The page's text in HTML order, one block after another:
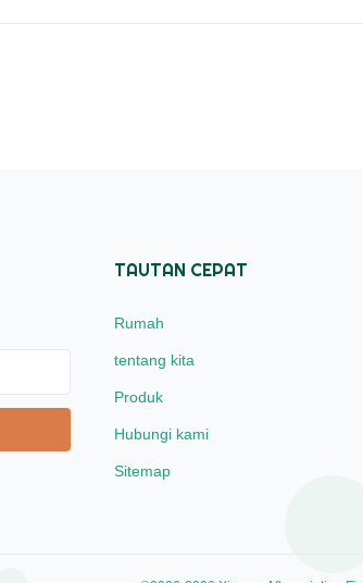
TAUTAN CEPAT
Rumah
tentang kita
Produk
Hubungi kami
Sitemap